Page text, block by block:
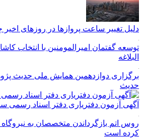
دلیل تغییر ساعت پروازها در روزهای
توسعه گفتمان امیرالمومنین با انتخاب
البلاغه
برگزاری دوازدهمین همایش ملی حدیث
حدیث
آگهی آزمون دفتریاری دفتر اسناد رسمی سال
روس اتم بازگرداندن متخصصان به نیروگاه
کرده است